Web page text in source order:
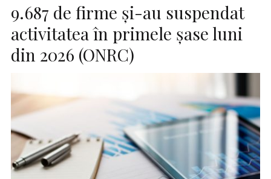
9.687 de firme şi-au suspendat
activitatea în primele şase luni
din 2026 (ONRC)